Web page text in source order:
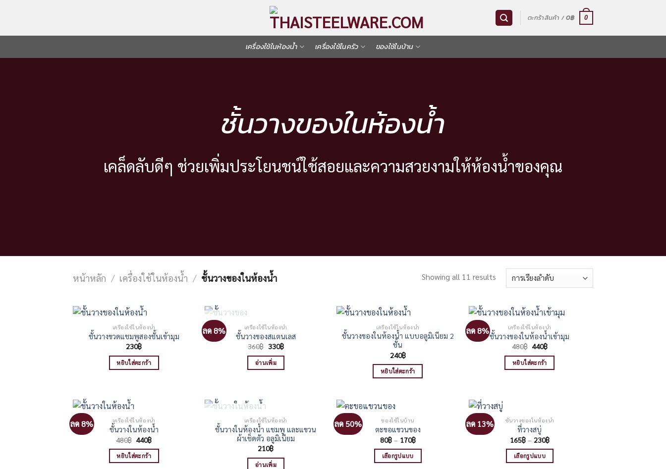
ตะกร้าสินค้า /0฿ 0
เครื่องใช้ในห้องน้ำ เครื่องใช้ในครัว ของใช้ในบ้าน
ชั้นวางของในห้องน้ำ
เคล็ดลับดีๆ ช่วยเพิ่มประโยนชน์ใช้สอยและความสวยงามให้ห้องน้ำของคุณ
หน้าหลัก / เครื่องใช้ในห้องน้ำ / ชั้นวางของในห้องน้ำ Showing all 11 results
เครื่องใช้ในห้องน้ำ
ชั้นวางขวดแชมพูสองชั้นเข้ามุม
230฿
หยิบใส่ตะกร้า
ลด 8% สินค้าหมดแล้ว
เครื่องใช้ในห้องน้ำ
ชั้นวางของสแตนเลส
360฿ Original
price
was:
360฿.
330฿Current
อ่านเพิ่ม
เครื่องใช้ในห้องน้ำ
ชั้นวางของในห้องน้ำ แบบอลูมิเนียม 2
ชั้น
240฿
หยิบใส่ตะกร้า
ลด 8% เครื่องใช้ในห้องน้ำ
ชั้นวางของในห้องน้ำเข้ามุม
480฿ Original
price
was:
480฿.
440฿Current
หยิบใส่ตะกร้า
ลด 8% เครื่องใช้ในห้องน้ำ
ชั้นวางในห้องน้ำ
480฿ Original
price
was:
480฿.
440฿Current
440฿.
หยิบใส่ตะกร้า
สินค้าหมดแล้ว
เครื่องใช้ในห้องน้ำ
ชั้นวางในห้องน้ำ แชมพู และแขวน
ผ้าเช็ดตัว อลูมิเนียม
210฿
อ่านเพิ่ม
ลด 50% ของใช้ในบ้าน
ตะขอแขวนของ
80฿ – 170฿Price
through
เลือกรูปแบบ
ลด 13% ชั้นวางของในห้องน้ำ
ที่วางสบู่
165฿ – 230฿Price
through
เลือกรูปแบบ